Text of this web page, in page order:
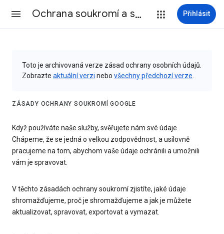
Ochrana soukromí a smluvní podmínky Přihlásit
Toto je archivovaná verze zásad ochrany osobních údajů.
Zobrazte aktuální verzi nebo všechny předchozí verze
ZÁSADY OCHRANY SOUKROMÍ GOOGLE
Když používáte naše služby, svěřujete nám své údaje.
Chápeme, že se jedná o velkou zodpovědnost, a usilovně
pracujeme na tom, abychom vaše údaje ochránili a umožnili
vám je spravovat.
V těchto zásadách ochrany soukromí zjistíte, jaké údaje
shromažďujeme, proč je shromažďujeme a jak je můžete
aktualizovat, spravovat, exportovat a vymazat.